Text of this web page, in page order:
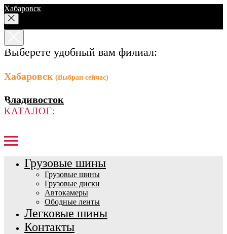
Хабаровск
Выберете удобный вам филиал:
Хабаровск (Выбран сейчас)
Владивосток
КАТАЛОГ:
Грузовые шины
Грузовые шины
Грузовые диски
Автокамеры
Ободные ленты
Легковые шины
Контакты